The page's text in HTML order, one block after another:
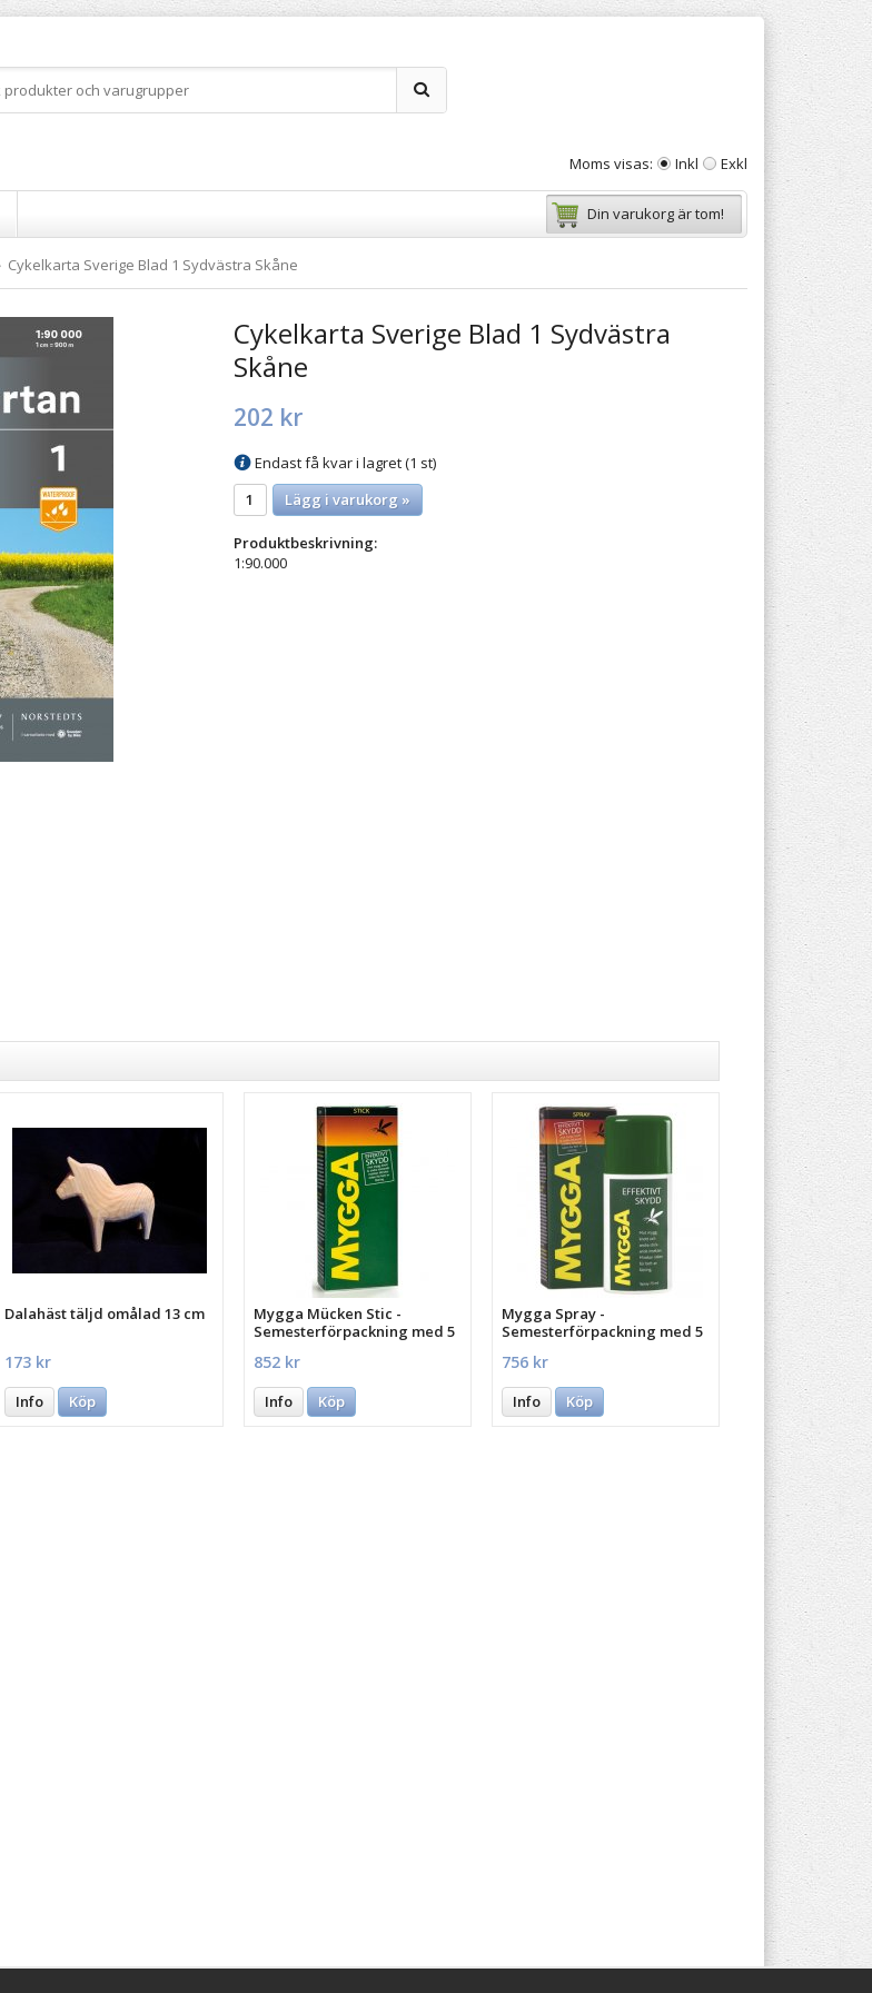
Moms visas: Inkl Exkl
Din varukorg är tom!
Cykelkarta Sverige Blad 1 Sydvästra Skåne
Cykelkarta Sverige Blad 1 Sydvästra
Skåne
202 kr
Endast få kvar i lagret (1 st)
Lägg i varukorg »
Produktbeskrivning:
1:90.000
Dalahäst täljd omålad 13 cm
173 kr
Info Köp
Mygga Mücken Stic -
Semesterförpackning med 5
852 kr
Info Köp
Mygga Spray -
Semesterförpackning med 5
756 kr
Info Köp